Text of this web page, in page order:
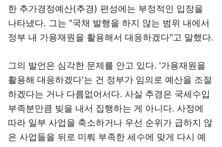
한 추가경정예산(추경) 편성에는 부정적인 입장을
나타냈다. 그는 "국채 발행을 하지 않는 범위 내에서
정부 내 가용재원을 활용해서 대응하겠다"고 말했다.
그의 발언은 심각한 문제를 안고 있다. '가용재원을
활용해 대응하겠다'는 건 정부가 임의로 예산을 조절
하겠다는 거나 다름없어서다. 사실 추경은 국세수입
부족분만큼 빚을 내서 집행하는 게 아니다. 사정에
따라 일부 사업을 축소하거나 우선 순위가 급하지 않
은 사업들을 뒤로 미뤄 부족한 세수에 맞게 다시 예